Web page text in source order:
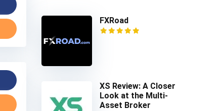
FXRoad
XS Review: A Closer
Look at the Multi-
Asset Broker